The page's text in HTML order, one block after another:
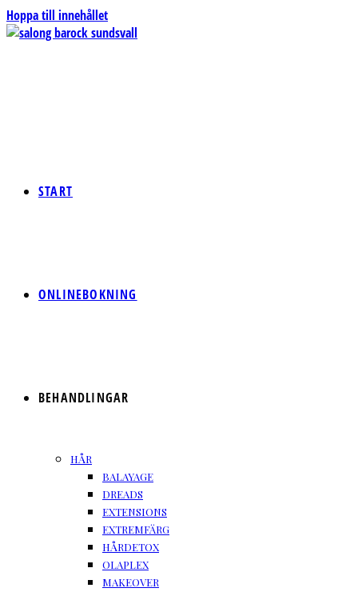
Hoppa till innehållet
START
ONLINEBOKNING
BEHANDLINGAR
HÅR
BALAYAGE
DREADS
EXTENSIONS
EXTREMFÄRG
HÅRDETOX
OLAPLEX
MAKEOVER